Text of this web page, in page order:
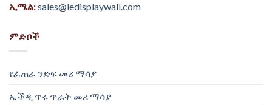
ኢሜል:sales@ledisplaywall.com
ምድቦች
የፈጠራ ንድፍ መሪ ማሳያ
ኤችዲ ጥሩ ጥራት መሪ ማሳያ